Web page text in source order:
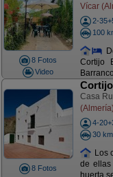
8 Fotos
Video
Vícar
2-
100
Cortijo
8 Fotos
Casa
(Almería)
4-
30
Los
de